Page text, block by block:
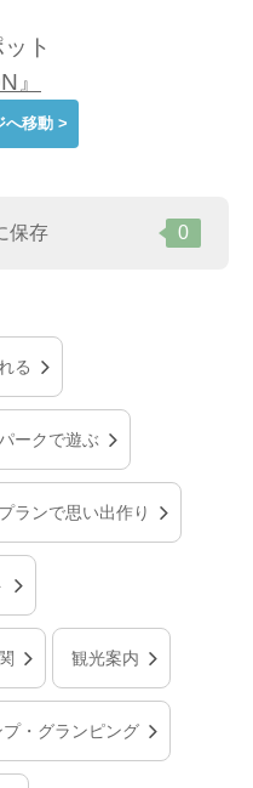
ト
』
へ移動 >
保存 0
る
ークで遊ぶ
ランで思い出作り
観光案内
プ・グランピング